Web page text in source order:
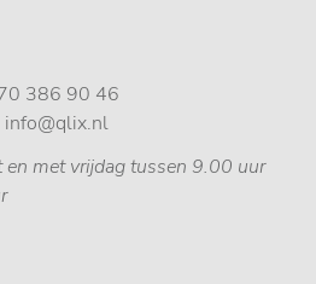
386 90 46
info@qlix.nl
en met vrijdag tussen 9.00 uur